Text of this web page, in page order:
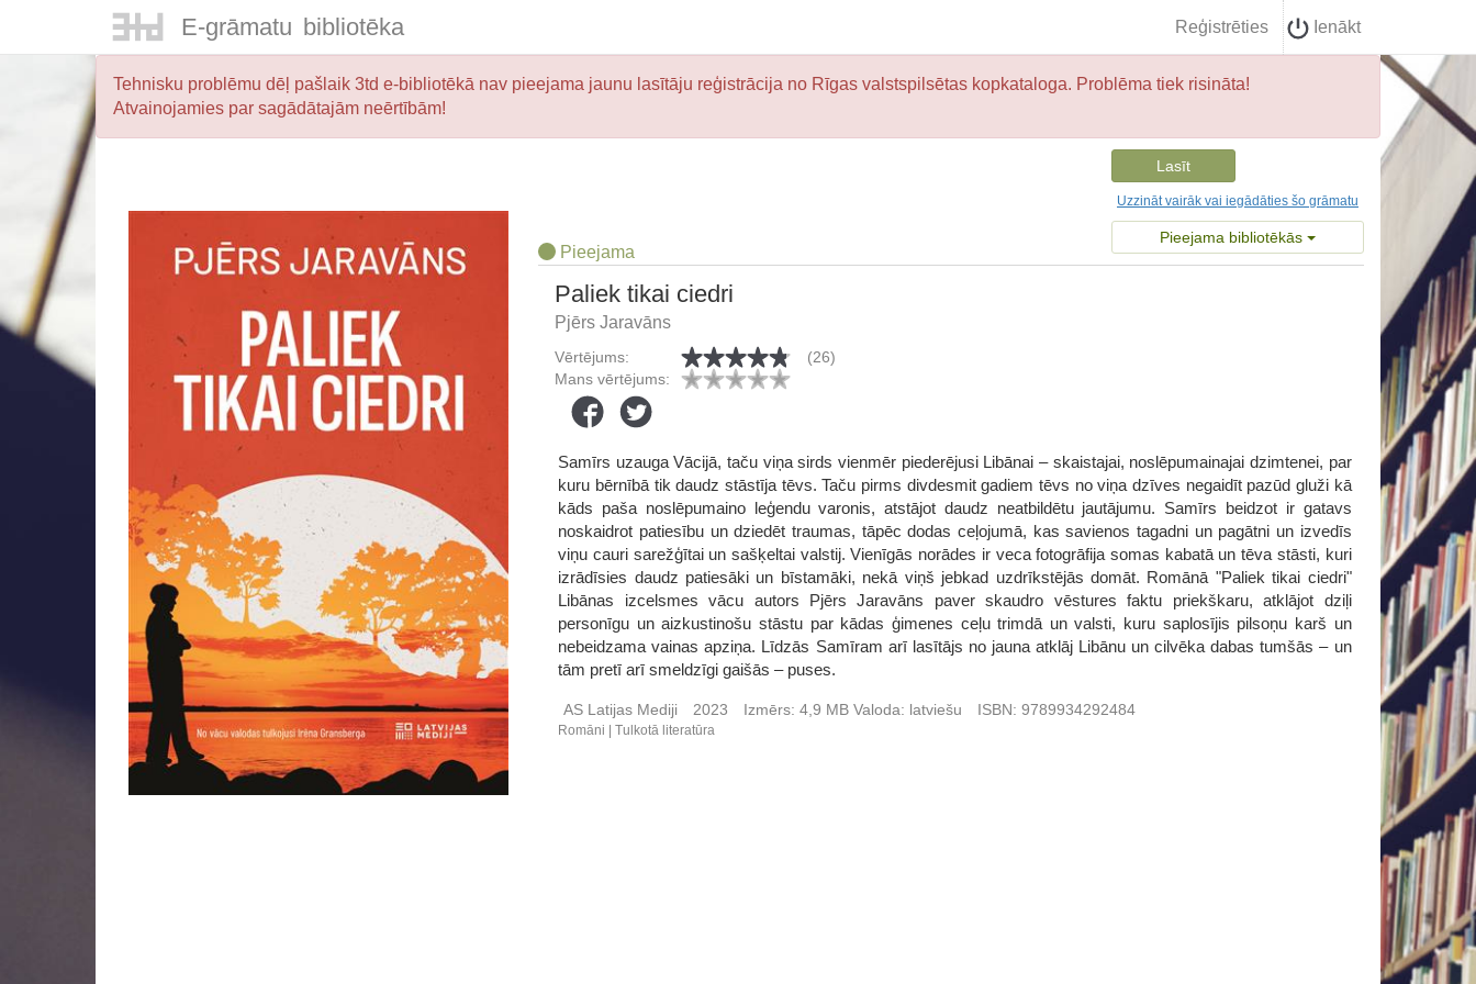
E-grāmatu bibliotēka Reģistrēties Ienākt
Tehnisku problēmu dēļ pašlaik 3td e-bibliotēkā nav pieejama jaunu lasītāju reģistrācija no Rīgas valstspilsētas kopkataloga. Problēma tiek risināta!
Atvainojamies par sagādātajām neērtībām!
Lasīt
Uzzināt vairāk vai iegādāties šo grāmatu
Pieejama bibliotēkās
Pieejama
Paliek tikai ciedri
Pjērs Jaravāns
Vērtējums:
(26)
Mans vērtējums:
Samīrs uzauga Vācijā, taču viņa sirds vienmēr piederējusi Libānai – skaistajai, noslēpumainajai dzimtenei, par
kuru bērnībā tik daudz stāstīja tēvs. Taču pirms divdesmit gadiem tēvs no viņa dzīves negaidīt pazūd gluži kā
kāds paša noslēpumaino leģendu varonis, atstājot daudz neatbildētu jautājumu. Samīrs beidzot ir gatavs
noskaidrot patiesību un dziedēt traumas, tāpēc dodas ceļojumā, kas savienos tagadni un pagātni un izvedīs
viņu cauri sarežģītai un sašķeltai valstij. Vienīgās norādes ir veca fotogrāfija somas kabatā un tēva stāsti, kuri
izrādīsies daudz patiesāki un bīstamāki, nekā viņš jebkad uzdrīkstējās domāt. Romānā "Paliek tikai ciedri"
Libānas izcelsmes vācu autors Pjērs Jaravāns paver skaudro vēstures faktu priekškaru, atklājot dziļi
personīgu un aizkustinošu stāstu par kādas ģimenes ceļu trimdā un valsti, kuru saplosījis pilsoņu karš un
nebeidzama vainas apziņa. Līdzās Samīram arī lasītājs no jauna atklāj Libānu un cilvēka dabas tumšās – un
tām pretī arī smeldzīgi gaišās – puses.
AS Latijas Mediji 2023 Izmērs: 4,9 MBValoda: latviešu ISBN: 9789934292484
Romāni Tulkotā literatūra